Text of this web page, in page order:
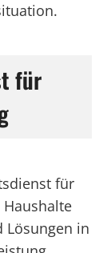
für
für
Lösungen in